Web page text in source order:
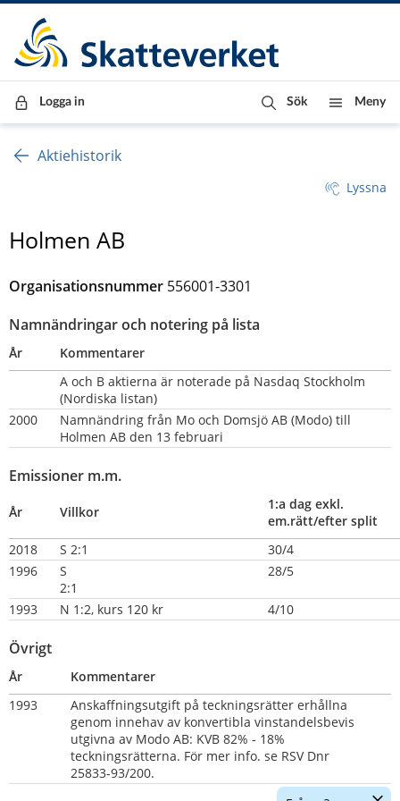
Till innehåll
Till navigationen
Till chattrobot
Logga in Sök Meny
Aktiehistorik
Lyssna
Holmen AB
Organisationsnummer 556001-3301
Namnändringar och notering på lista
År
Kommentarer
A och B aktierna är noterade på Nasdaq Stockholm
(Nordiska listan)
2000
Namnändring från Mo och Domsjö AB (Modo) till
Holmen AB den 13 februari
Emissioner m.m.
År Villkor
1:a dag exkl.
em.rätt/efter split
2018
S 2:1
30/4
1996
S
2:1
28/5
1993 N 1:2, kurs 120 kr 4/10
Övrigt
År
Kommentarer
1993
Anskaffningsutgift på teckningsrätter erhållna
genom innehav av konvertibla vinstandelsbevis
utgivna av Modo AB: KVB 82% - 18%
teckningsrätterna. För mer info. se RSV Dnr
25833-93/200.
Dölj